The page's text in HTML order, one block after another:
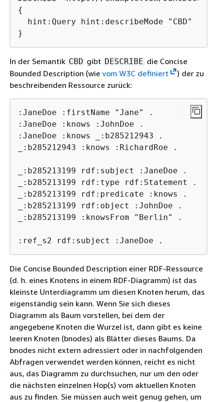
{
  hint:Query hint:describeMode "CBD"
}
In der Semantik CBD gibt DESCRIBE die Concise
Bounded Description (wie vom W3C definiert
) der zu
beschreibenden Ressource zurück:
:JaneDoe :firstName "Jane" .
:JaneDoe :knows :JohnDoe .
:JaneDoe :knows _:b285212943 .
_:b285212943 :knows :RichardRoe .
_:b285213199 rdf:subject :JaneDoe .
_:b285213199 rdf:type rdf:Statement .
_:b285213199 rdf:predicate :knows .
_:b285213199 rdf:object :JohnDoe .
_:b285213199 :knowsFrom "Berlin" .
:ref_s2 rdf:subject :JaneDoe .
Die Concise Bounded Description einer RDF-Ressource
(d. h. eines Knotens in einem RDF-Diagramm) ist das
kleinste Unterdiagramm um diesen Knoten herum, das
eigenständig sein kann. Wenn Sie sich dieses
Diagramm als Baum vorstellen, bei dem der
angegebene Knoten die Wurzel ist, dann gibt es keine
leeren Knoten (bnodes) als Blätter dieses Baums. Da
bnodes nicht extern adressiert oder in nachfolgenden
Abfragen verwendet werden können, reicht es nicht
aus, das Diagramm zu durchsuchen, nur um den oder
die nächsten einzelnen Hop(s) vom aktuellen Knoten
aus zu finden. Sie müssen auch weit genug gehen, um